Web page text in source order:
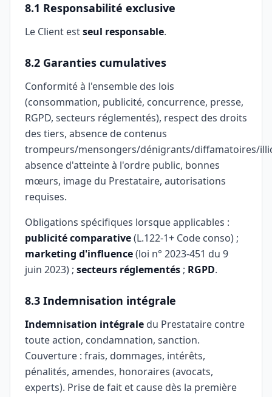
8.1 Responsabilité exclusive
Le Client estseul responsable.
8.2 Garanties cumulatives
Conformité à l'ensemble des lois
(consommation, publicité, concurrence, presse,
RGPD, secteurs réglementés), respect des droits
des tiers, absence de contenus
trompeurs/mensongers/dénigrants/diffamatoires/
absence d'atteinte à l'ordre public, bonnes
mœurs, image du Prestataire, autorisations
requises.
Obligations spécifiques lorsque applicables :
publicité comparative(L.122-1+ Code conso) ;
marketing d'influence(loi n° 2023-451 du 9
juin 2023) ; secteurs réglementés ; RGPD.
8.3 Indemnisation intégrale
Indemnisation intégrale du Prestataire contre
toute action, condamnation, sanction.
Couverture : frais, dommages, intérêts,
pénalités, amendes, honoraires (avocats,
experts). Prise de fait et cause dès la première